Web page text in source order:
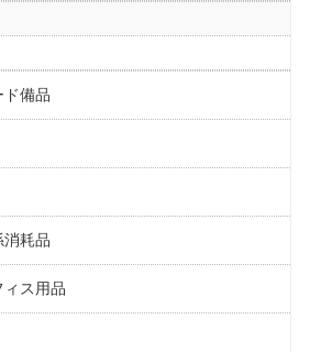
ド備品
消耗品
ス用品